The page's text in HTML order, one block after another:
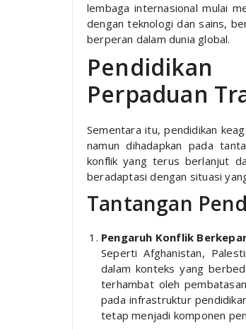
lembaga internasional mulai
dengan teknologi dan sains,
berperan dalam dunia global.
Perpaduan
Sementara itu, pendidikan
namun dihadapkan pada
konflik yang terus berlanjut
beradaptasi dengan situasi
Tantangan
Pengaruh Konflik
Seperti Afghanistan,
dalam konteks yang
terhambat oleh
pada infrastruktur
tetap menjadi komponen